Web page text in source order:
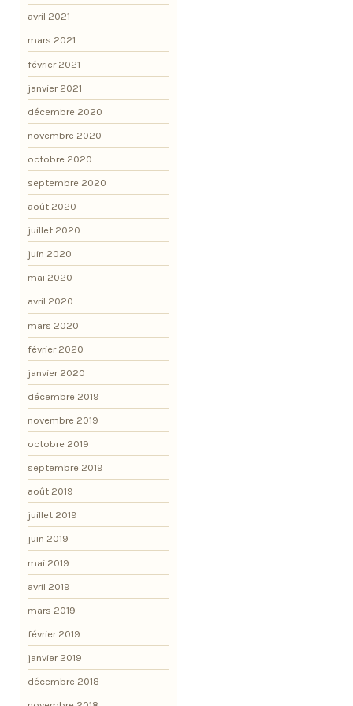
avril 2021
mars 2021
février 2021
janvier 2021
décembre 2020
novembre 2020
octobre 2020
septembre 2020
août 2020
juillet 2020
juin 2020
mai 2020
avril 2020
mars 2020
février 2020
janvier 2020
décembre 2019
novembre 2019
octobre 2019
septembre 2019
août 2019
juillet 2019
juin 2019
mai 2019
avril 2019
mars 2019
février 2019
janvier 2019
décembre 2018